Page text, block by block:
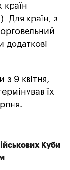
країн
Для країн, з
додаткові
з 9 квітня,
їх
Куби